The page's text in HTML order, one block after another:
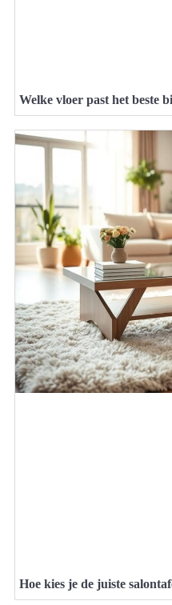
Welke vloer past het beste
Hoe kies je de juiste